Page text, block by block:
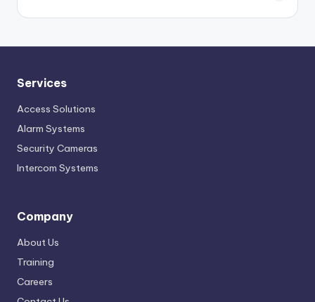
Services
Access Solutions
Alarm Systems
Security Cameras
Intercom Systems
Company
About Us
Training
Careers